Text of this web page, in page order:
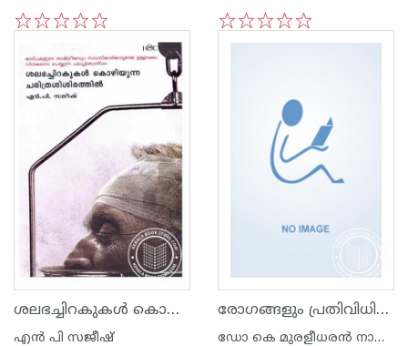
ശലഭച്ചിറകുകള്‍ കൊഴിയുന്ന ചരിത്രശിശിരത്തില്‍
എന്‍ പി സജീഷ്‌
രോഗങ്ങളും പ്രതിവിധികളും
ഡോ കെ മുരളീധരന്‍ നായര്‍ വെള്ളയമ്പലം